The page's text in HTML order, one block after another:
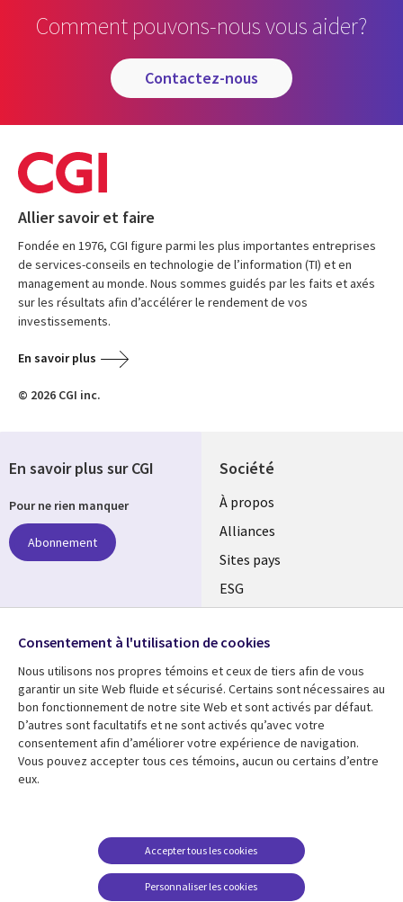
Comment pouvons-nous vous aider?
contactez-nous
Allier savoir et faire
Fondée en 1976, CGI figure parmi les plus importantes entreprises
de services-conseils en technologie de l’information (TI) et en
management au monde. Nous sommes guidés par les faits et axés
sur les résultats afin d’accélérer le rendement de vos
investissements.
En savoir plus
© 2026 CGI inc.
Société
À propos
Alliances
Sites pays
ESG
Fusions
Salle de presse
Ressources
Articles
Études de cas
Support
Restrictions et
conditions juridiques
Carrières FAQ
En savoir plus sur CGI
Pour ne rien manquer
Abonnement
Suivez-nous
Social
Media
Global
FR
Consentement à l'utilisation de cookies
Nous utilisons nos propres témoins et ceux de tiers afin de vous
garantir un site Web fluide et sécurisé. Certains sont nécessaires au
bon fonctionnement de notre site Web et sont activés par défaut.
D’autres sont facultatifs et ne sont activés qu’avec votre
consentement afin d’améliorer votre expérience de navigation.
Vous pouvez accepter tous ces témoins, aucun ou certains d’entre
eux.
Personnaliser les cookies
Accepter tous les cookies